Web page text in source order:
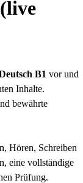
B1 vor und
Inhalte.
bewährte
Hören, Schreiben
eine vollständige
Prüfung.